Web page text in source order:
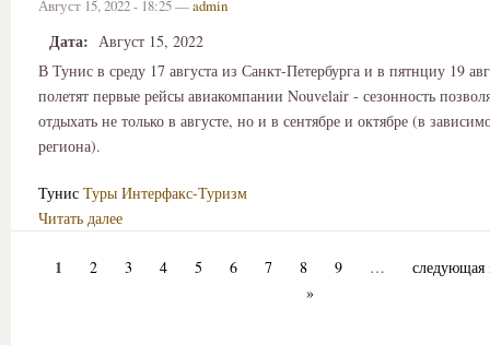
Август 15, 2022 - 18:25 —admin
Дата: Август 15, 2022
В Тунис в среду 17 августа из Санкт-Петербурга и в пятнциу 19
полетят первые рейсы авиакомпании Nouvelair - сезонность
отдыхать не только в августе, но и в сентябре и октябре (в
региона).
Тунис Туры Интерфакс-Туризм
Читать далее
1 2 3 4 5 6 7 8 9 …
следующая
»